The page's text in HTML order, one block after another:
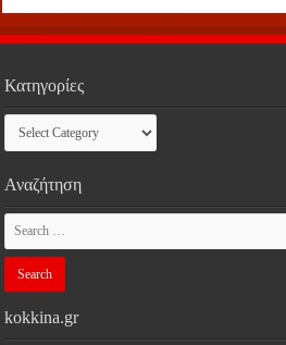
Κατηγορίες
Κατηγορίες
Αναζήτηση
kokkina.gr